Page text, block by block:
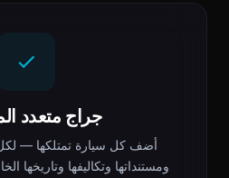
جراج متعدد
أضف كل سيارة تمتلكها — لكل
ومستنداتها وتكاليفها